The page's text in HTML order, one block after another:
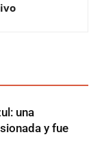
una
y fue